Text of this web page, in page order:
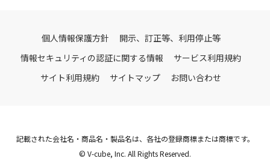
個人情報保護方針
開示、訂正等、利用停止等
情報セキュリティの認証に関する情報
サービス利用規約
サイト利用規約
サイトマップ お問い合わせ
記載された会社名・商品名・製品名は、各社の登録商標または商標です。
© V-cube, Inc. All Rights Reserved.